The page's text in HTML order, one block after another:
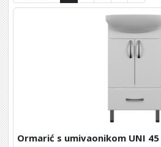
Ormarić s umivaonikom UNI